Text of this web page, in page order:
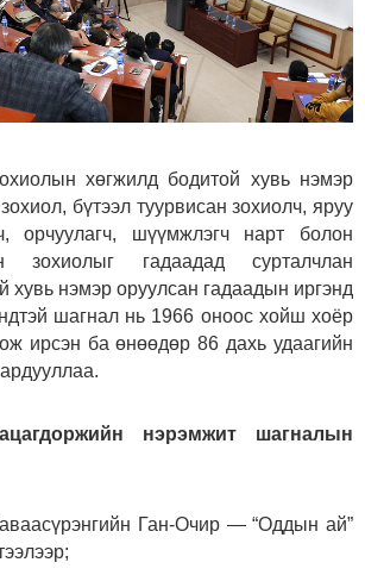
хөгжилд бодитой хувь нэмэр
бүтээл туурвисан зохиолч, яруу
орчуулагч, шүүмжлэгч нарт болон
зохиолыг гадаадад сурталчлан
хувь нэмэр оруулсан гадаадын иргэнд
шагнал нь 1966 оноос хойш хоёр
ирсэн ба өнөөдөр 86 дахь удаагийн
нэрэмжит шагналын
Ган-Очир — “Оддын ай”